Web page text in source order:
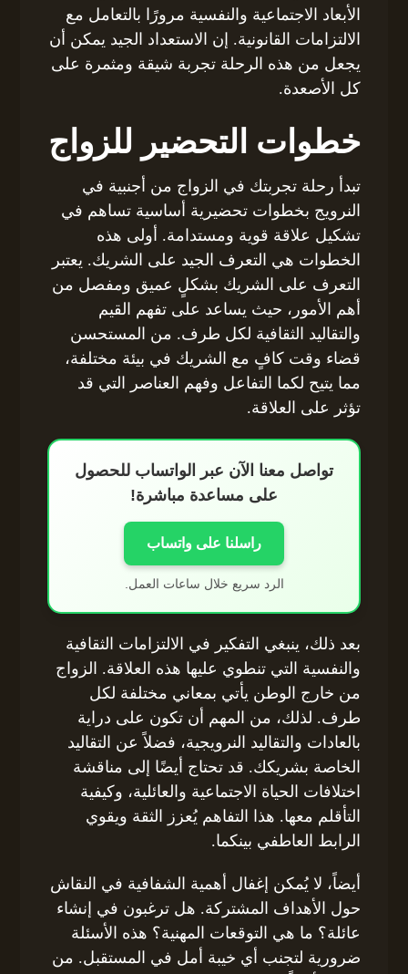
الأبعاد الاجتماعية والنفسية مرورًا بالتعامل مع
الالتزامات القانونية. إن الاستعداد الجيد يمكن أن
يجعل من هذه الرحلة تجربة شيقة ومثمرة على
كل الأصعدة.
خطوات التحضير للزواج
تبدأ رحلة تجربتك في الزواج من أجنبية في
النرويج بخطوات تحضيرية أساسية تساهم في
تشكيل علاقة قوية ومستدامة. أولى هذه
الخطوات هي التعرف الجيد على الشريك. يعتبر
التعرف على الشريك بشكلٍ عميق ومفصل من
أهم الأمور، حيث يساعد على تفهم القيم
والتقاليد الثقافية لكل طرف. من المستحسن
قضاء وقت كافٍ مع الشريك في بيئة مختلفة،
مما يتيح لكما التفاعل وفهم العناصر التي قد
تؤثر على العلاقة.
تواصل معنا الآن عبر الواتساب للحصول
على مساعدة مباشرة!
راسلنا على واتساب
الرد سريع خلال ساعات العمل.
بعد ذلك، ينبغي التفكير في الالتزامات الثقافية
والنفسية التي تنطوي عليها هذه العلاقة. الزواج
من خارج الوطن يأتي بمعاني مختلفة لكل
طرف. لذلك، من المهم أن تكون على دراية
بالعادات والتقاليد النرويجية، فضلاً عن التقاليد
الخاصة بشريكك. قد تحتاج أيضًا إلى مناقشة
اختلافات الحياة الاجتماعية والعائلية، وكيفية
التأقلم معها. هذا التفاهم يُعزز الثقة ويقوي
الرابط العاطفي بينكما.
أيضاً، لا يُمكن إغفال أهمية الشفافية في النقاش
حول الأهداف المشتركة. هل ترغبون في إنشاء
عائلة؟ ما هي التوقعات المهنية؟ هذه الأسئلة
ضرورية لتجنب أي خيبة أمل في المستقبل. من